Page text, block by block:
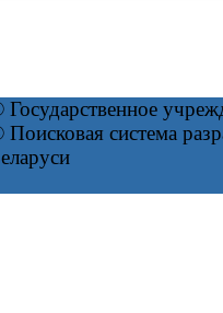
Государственное
Поисковая система